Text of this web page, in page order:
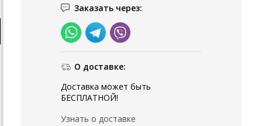
Заказать через:
О доставке:
Доставка может быть
БЕСПЛАТНОЙ!
Узнать о доставке